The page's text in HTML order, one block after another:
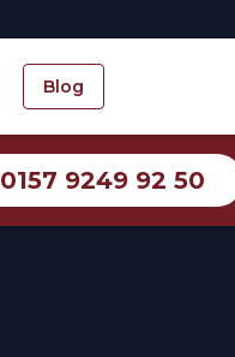
Blog
0157 9249 92 50